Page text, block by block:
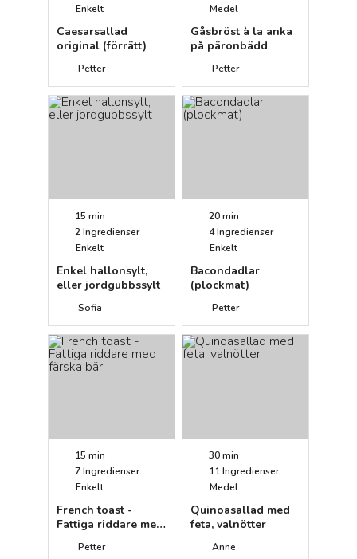
Enkelt
Caesarsallad
original (förrätt)
Petter
Medel
Gåsbröst à la anka
på päronbädd
Petter
15 min
2Ingredienser
Enkelt
Enkel hallonsylt,
eller jordgubbssylt
Sofia
20 min
4Ingredienser
Enkelt
Bacondadlar
(plockmat)
Petter
15 min
7Ingredienser
Enkelt
French toast -
Fattiga riddare med
Petter
30 min
11Ingredienser
Medel
Quinoasallad med
feta, valnötter
Anne